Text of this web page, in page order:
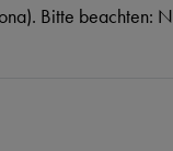
Bitte beachten: